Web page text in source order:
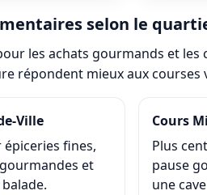
selon le
les achats gourmands et les
répondent mieux aux
Ville
fines,
et
Cours
Plus
pause
une